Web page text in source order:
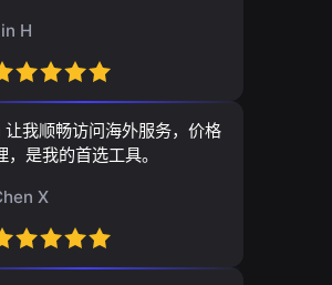
H
我顺畅访问海外服务，价格
，是我的首选工具。
X